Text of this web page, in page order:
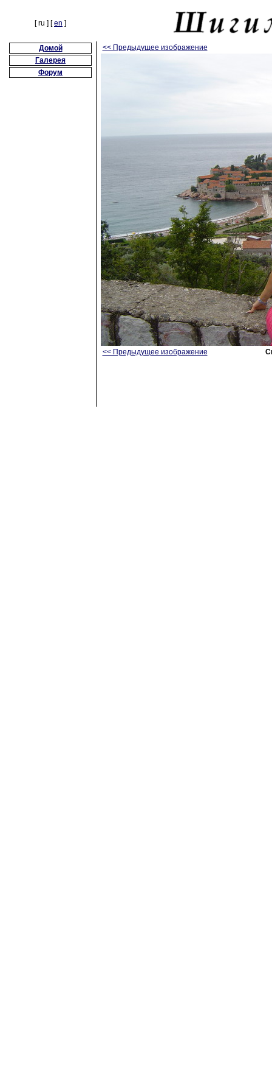
[ ru ] [en ]
Домой
Галерея
Форум
<< Предыдущее изображение
<< Предыдущее изображение